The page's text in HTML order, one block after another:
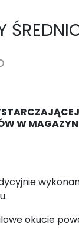
W
okucie